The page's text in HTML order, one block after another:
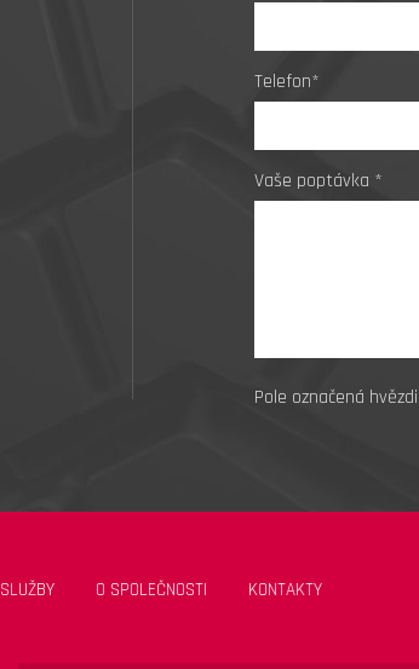
Telefon*
Vaše poptávka *
Pole označená
SLUŽBY O SPOLEČNOSTI KONTAKTY